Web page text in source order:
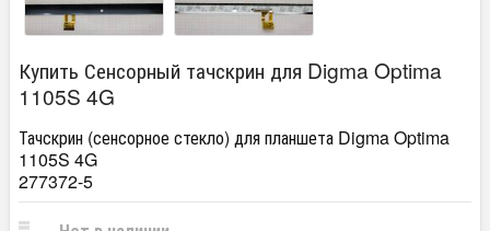
Купить Сенсорный тачскрин для Digma Optima
1105S 4G
Тачскрин (сенсорное стекло) для планшета Digma Optima
1105S 4G
277372-5